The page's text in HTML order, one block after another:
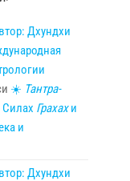
Дхундхи
☀ Тантра-
Грахахи
и
Дхундхи